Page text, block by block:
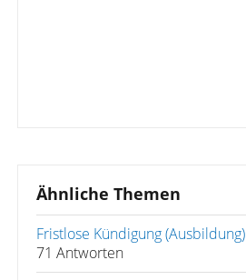
Ähnliche Themen
Fristlose Kündigung (Ausbildung)
71 Antworten